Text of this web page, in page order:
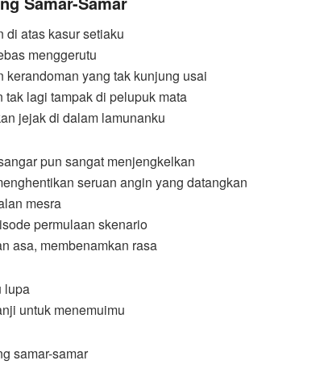
di atas kasur setiaku
menggerutu
kerandoman yang tak kunjung usai
tak lagi tampak di pelupuk mata
jejak di dalam lamunanku
pun sangat menjengkelkan
seruan angin yang datangkan
mesra
permulaan skenario
asa, membenamkan rasa
lupa
untuk menemuimu
samar-samar